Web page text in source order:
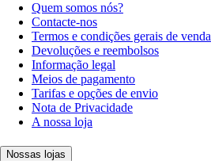
Quem somos nós?
Contacte-nos
Termos e condições gerais de venda
Devoluções e reembolsos
Informação legal
Meios de pagamento
Tarifas e opções de envio
Nota de Privacidade
A nossa loja
Nossas lojas